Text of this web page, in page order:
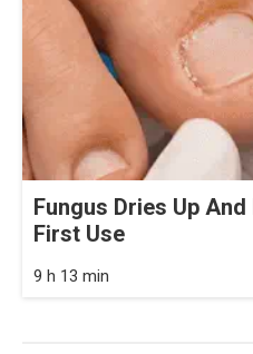
Fungus Dries Up
First Use
9 h 13 min